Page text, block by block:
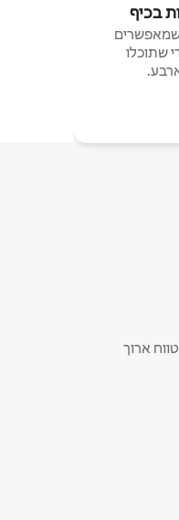
בכיף
שמאפשרים
שתוכלו
ארוך